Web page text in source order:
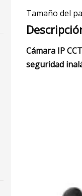
Tamaño del
Cámara IP
seguridad